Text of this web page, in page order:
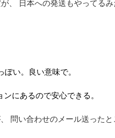
、 日本への発送もやってる
い。良い意味で。
にあるので安心できる。
問い合わせのメール送ったと